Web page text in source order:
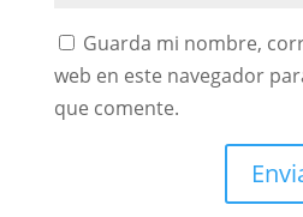
Guarda mi nombre,
web en este navegador
que comente.